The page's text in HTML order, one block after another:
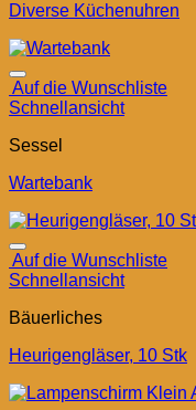
Diverse Küchenuhren
Auf die Wunschliste
Schnellansicht
Sessel
Wartebank
Auf die Wunschliste
Schnellansicht
Bäuerliches
Heurigengläser, 10 Stk